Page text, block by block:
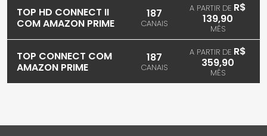
TOP HD CONNECT II
COM AMAZON PRIME
187
CANAIS
A PARTIR DE R$
139,90
MÊS
TOP CONNECT COM
AMAZON PRIME
187
CANAIS
A PARTIR DE R$
359,90
MÊS